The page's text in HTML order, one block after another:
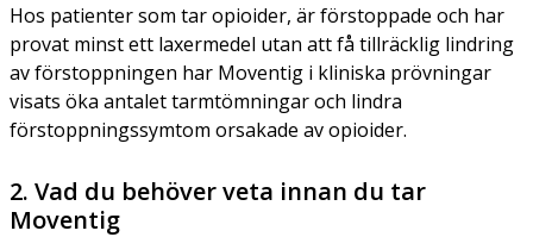
Hos patienter som tar opioider, är förstoppade och har
provat minst ett laxermedel utan att få tillräcklig lindring
av förstoppningen har Moventig i kliniska prövningar
visats öka antalet tarmtömningar och lindra
förstoppningssymtom orsakade av opioider.
2. Vad du behöver veta innan du tar
Moventig